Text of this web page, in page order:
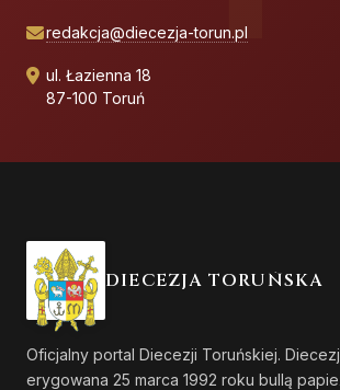
redakcja@diecezja-torun.pl
ul. Łazienna 18
87-100 Toruń
DIECEZJA TORUŃSKA
Oficjalny portal Diecezji Toruńskiej.
erygowana 25 marca 1992 roku bullą